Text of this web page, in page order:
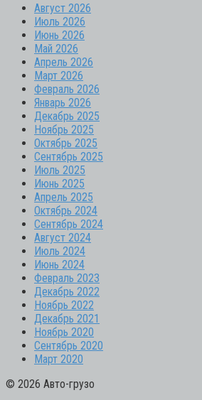
Август 2026
Июль 2026
Июнь 2026
Май 2026
Апрель 2026
Март 2026
Февраль 2026
Январь 2026
Декабрь 2025
Ноябрь 2025
Октябрь 2025
Сентябрь 2025
Июль 2025
Июнь 2025
Апрель 2025
Октябрь 2024
Сентябрь 2024
Август 2024
Июль 2024
Июнь 2024
Февраль 2023
Декабрь 2022
Ноябрь 2022
Декабрь 2021
Ноябрь 2020
Сентябрь 2020
Март 2020
© 2026 Авто-грузо